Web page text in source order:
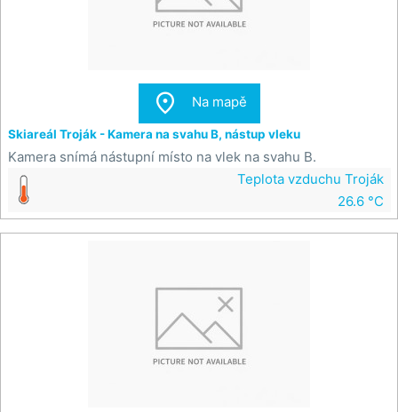
 Na mapě
Skiareál Troják - Kamera na svahu B, nástup vleku
Kamera snímá nástupní místo na vlek na svahu B.
Teplota vzduchu Troják
26.6 °C